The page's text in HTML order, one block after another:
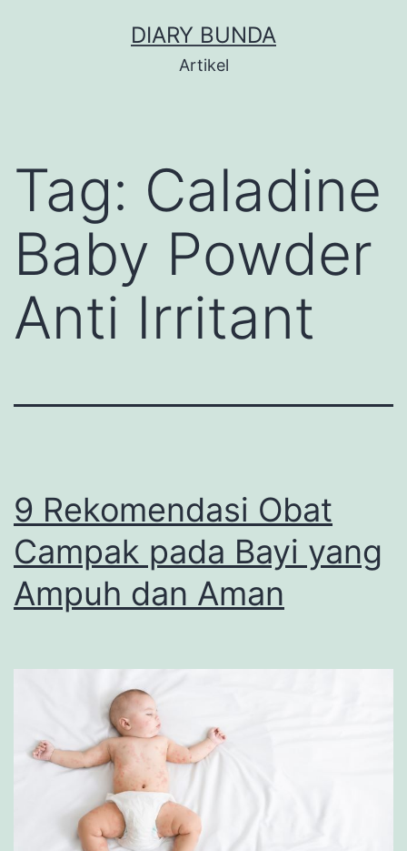
DIARY BUNDA
Artikel
Tag: Caladine
Baby Powder
Anti Irritant
9 Rekomendasi Obat
Campak pada Bayi yang
Ampuh dan Aman